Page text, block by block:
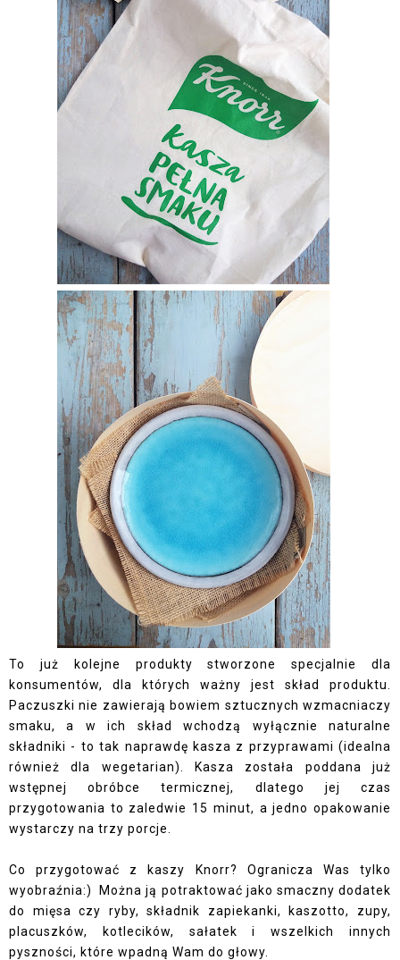
To już kolejne produkty stworzone specjalnie dla
konsumentów, dla których ważny jest skład produktu.
Paczuszki nie zawierają bowiem sztucznych wzmacniaczy
smaku, a w ich skład wchodzą wyłącznie naturalne
składniki - to tak naprawdę kasza z przyprawami (idealna
również dla wegetarian). Kasza została poddana już
wstępnej obróbce termicznej, dlatego jej czas
przygotowania to zaledwie 15 minut, a jedno opakowanie
wystarczy na trzy porcje.
Co przygotować z kaszy Knorr? Ogranicza Was tylko
wyobraźnia:) Można ją potraktować jako smaczny dodatek
do mięsa czy ryby, składnik zapiekanki, kaszotto, zupy,
placuszków, kotlecików, sałatek i wszelkich innych
pyszności, które wpadną Wam do głowy.